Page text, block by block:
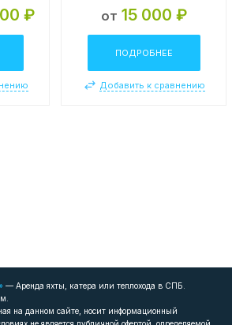
₽ от 15 000 ₽
ПОДРОБНЕЕ
Добавить к сравнению
— Аренда яхты, катера или теплохода в СПБ.
на данном сайте, носит информационный